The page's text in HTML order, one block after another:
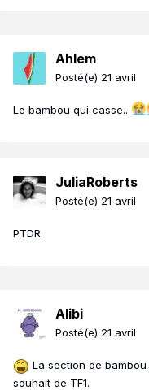
Ahlem
Posté(e) 21 avril
Le bambou qui casse..
JuliaRoberts
Posté(e) 21 avril
PTDR.
Alibi
Posté(e) 21 avril
La section de
souhait de TF1.